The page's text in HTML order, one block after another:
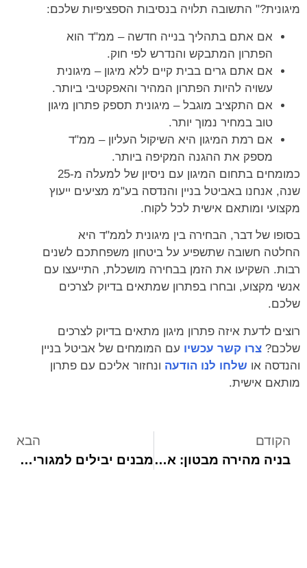
מיגונית?" התשובה תלויה בנסיבות הספציפיות שלכם:
אם אתם בתהליך בנייה חדשה – ממ"ד הוא
הפתרון המתבקש והנדרש לפי חוק.
אם אתם גרים בבית קיים ללא מיגון – מיגונית
עשויה להיות הפתרון המהיר והאפקטיבי ביותר.
אם התקציב מוגבל – מיגונית תספק פתרון מיגון
טוב במחיר נמוך יותר.
אם רמת המיגון היא השיקול העליון – ממ"ד
מספק את ההגנה המקיפה ביותר.
כמומחים בתחום המיגון עם ניסיון של למעלה מ-25
שנה, אנחנו באביטל בניין והנדסה בע"מ מציעים ייעוץ
מקצועי ומותאם אישית לכל לקוח.
בסופו של דבר, הבחירה בין מיגונית לממ"ד היא
החלטה חשובה שתשפיע על ביטחון משפחתכם לשנים
רבות. השקיעו את הזמן בבחירה מושכלת, התייעצו עם
אנשי מקצוע, ובחרו בפתרון שמתאים בדיוק לצרכים
שלכם.
רוצים לדעת איזה פתרון מיגון מתאים בדיוק לצרכים
שלכם? צרו קשר עכשיו עם המומחים של אביטל בניין
והנדסה או שלחו לנו הודעה ונחזור אליכם עם פתרון
מותאם אישית.
הקודם
בניה מהירה מבטון: איך לקצר זמני בנייה ללא פשרות
הבא
מבנים יבילים למגורים ולמשרדים | מחירים ופתרונות בטון